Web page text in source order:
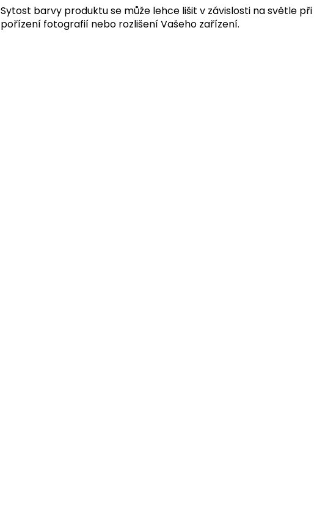
Sytost barvy produktu se může lehce lišit v závislosti na světle při
pořízení fotografií nebo rozlišení Vašeho zařízení.